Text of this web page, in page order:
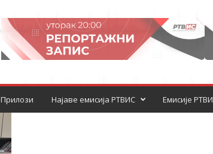
Прилози Најаве емисија РТВИС Емисије